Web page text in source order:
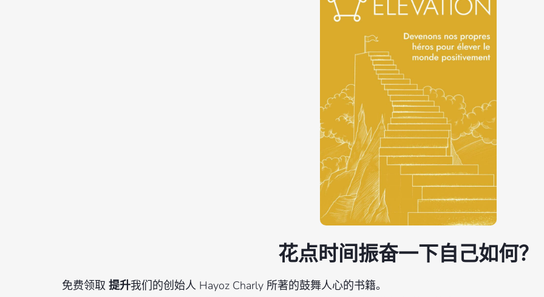
花点时间振奋一下自己如何？
免费领取 提升我们的创始人 Hayoz Charly 所著的鼓舞人心的书籍。